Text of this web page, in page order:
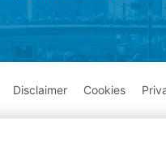
Disclaimer Cookies